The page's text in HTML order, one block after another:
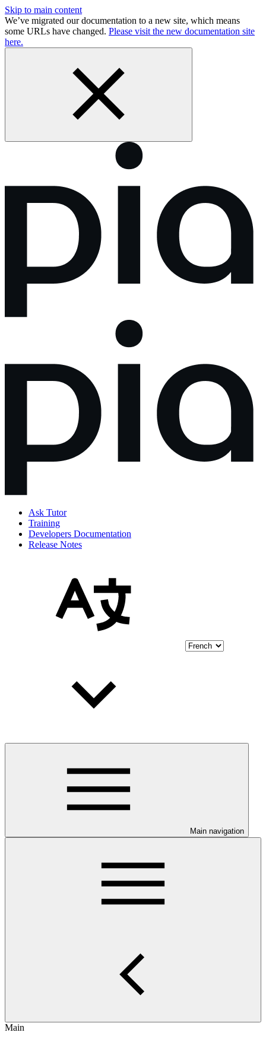
Skip to main content
We’ve migrated our documentation to a new site, which means
some URLs have changed. Please visit the new documentation site
here.
Ask Tutor
Training
Developers Documentation
Release Notes
Main navigation
Main